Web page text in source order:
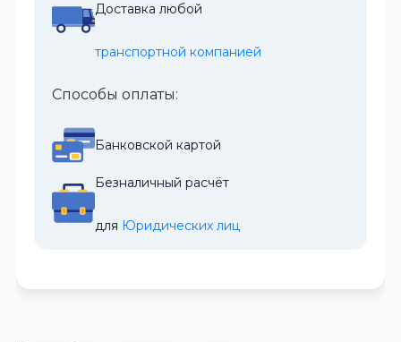
Доставка любой
транспортной компанией
Способы оплаты:
Банковской картой
Безналичный расчёт
для Юридических лиц